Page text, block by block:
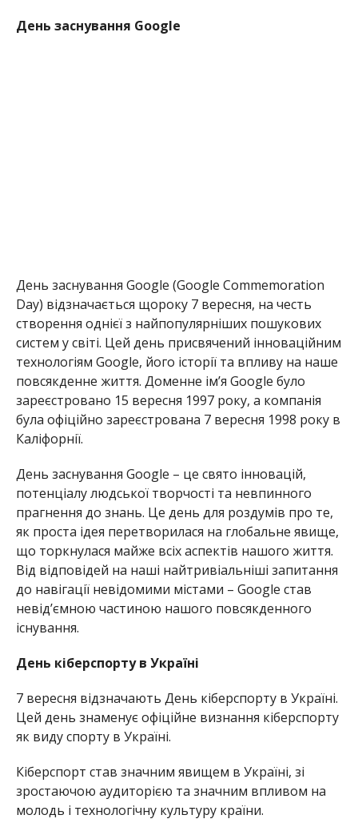
День заснування Google
День заснування Google (Google Commemoration
Day) відзначається щороку 7 вересня, на честь
створення однієї з найпопулярніших пошукових
систем у світі. Цей день присвячений інноваційним
технологіям Google, його історії та впливу на наше
повсякденне життя. Доменне ім’я Google було
зареєстровано 15 вересня 1997 року, а компанія
була офіційно зареєстрована 7 вересня 1998 року в
Каліфорнії.
День заснування Google – це свято інновацій,
потенціалу людської творчості та невпинного
прагнення до знань. Це день для роздумів про те,
як проста ідея перетворилася на глобальне явище,
що торкнулася майже всіх аспектів нашого життя.
Від відповідей на наші найтривіальніші запитання
до навігації невідомими містами – Google став
невід’ємною частиною нашого повсякденного
існування.
День кіберспорту в Україні
7 вересня відзначають День кіберспорту в Україні.
Цей день знаменує офіційне визнання кіберспорту
як виду спорту в Україні.
Кіберспорт став значним явищем в Україні, зі
зростаючою аудиторією та значним впливом на
молодь і технологічну культуру країни.